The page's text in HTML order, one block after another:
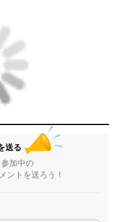
送る
加中の
ントを送ろう！